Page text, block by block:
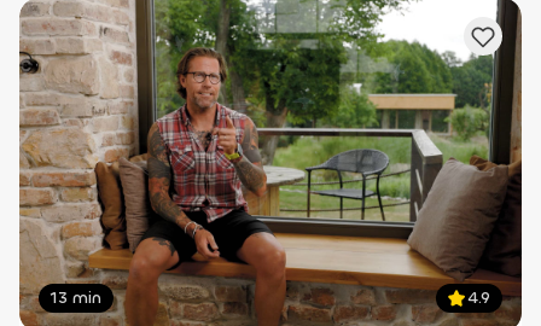
13 min 4.9